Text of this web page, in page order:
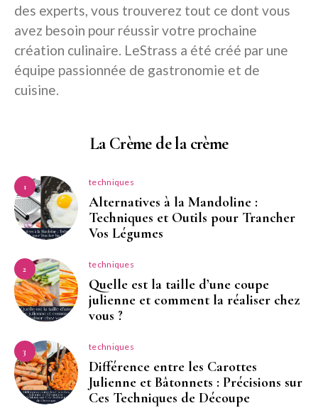
des experts, vous trouverez tout ce dont vous
avez besoin pour réussir votre prochaine
création culinaire. LeStrass a été créé par une
équipe passionnée de gastronomie et de
cuisine.
La Crème de la crème
1 techniques
Alternatives à la Mandoline :
Techniques et Outils pour Trancher
Vos Légumes
2 techniques
Quelle est la taille d’une coupe
julienne et comment la réaliser chez
vous ?
3 techniques
Différence entre les Carottes
Julienne et Bâtonnets : Précisions sur
Ces Techniques de Découpe